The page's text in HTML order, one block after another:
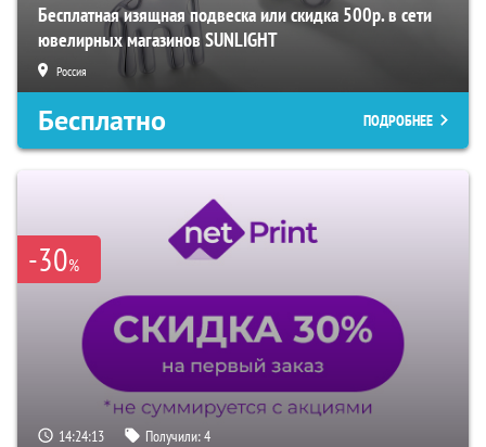
Бесплатная изящная подвеска или скидка 500р. в сети
ювелирных магазинов SUNLIGHT
Россия
Бесплатно ПОДРОБНЕЕ
-30%
14:24:13 Получили:4